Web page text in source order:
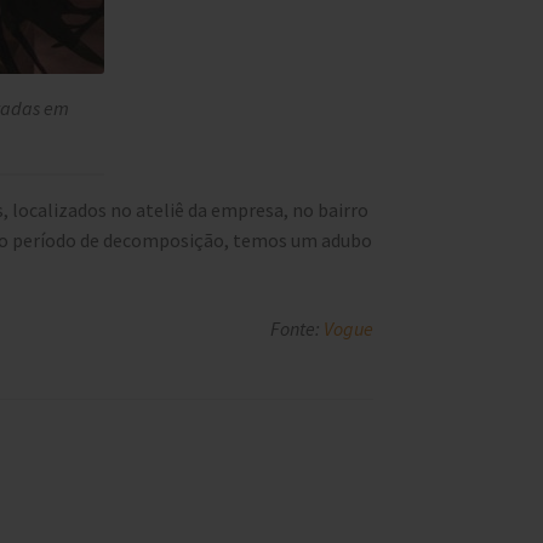
em
localizados no ateliê da empresa, no bairro
período de decomposição, temos um adubo
Fonte: Vogue